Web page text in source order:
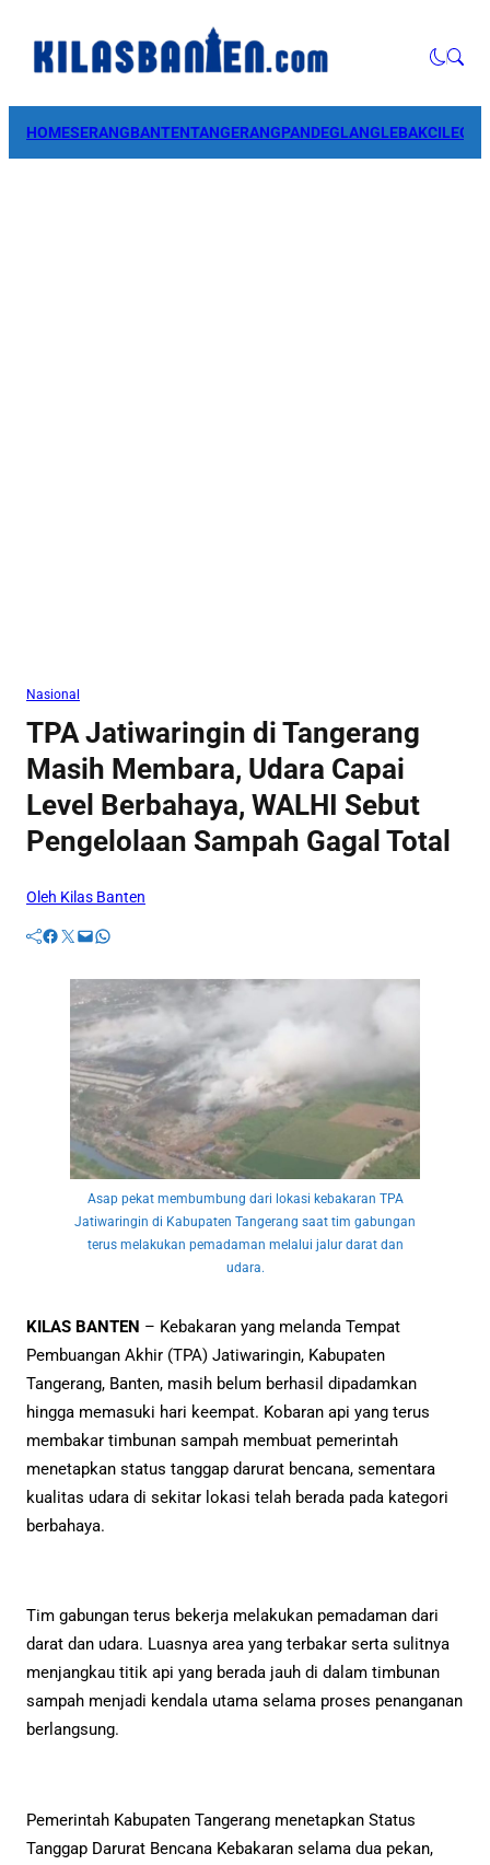
HOMESERANGBANTENTANGERANGPANDEGLANGLEBAK
Nasional
TPA Jatiwaringin di Tangerang
Masih Membara, Udara Capai
Level Berbahaya, WALHI Sebut
Pengelolaan Sampah Gagal Total
Oleh Kilas Banten
Facebook Twitter Mail WhatsApp
Asap pekat membumbung dari lokasi kebakaran TPA
Jatiwaringin di Kabupaten Tangerang saat tim gabungan
terus melakukan pemadaman melalui jalur darat dan
udara.
KILAS BANTEN – Kebakaran yang melanda Tempat
Pembuangan Akhir (TPA) Jatiwaringin, Kabupaten
Tangerang, Banten, masih belum berhasil dipadamkan
hingga memasuki hari keempat. Kobaran api yang terus
membakar timbunan sampah membuat pemerintah
menetapkan status tanggap darurat bencana, sementara
kualitas udara di sekitar lokasi telah berada pada kategori
berbahaya.
Tim gabungan terus bekerja melakukan pemadaman dari
darat dan udara. Luasnya area yang terbakar serta sulitnya
menjangkau titik api yang berada jauh di dalam timbunan
sampah menjadi kendala utama selama proses penanganan
berlangsung.
Pemerintah Kabupaten Tangerang menetapkan Status
Tanggap Darurat Bencana Kebakaran selama dua pekan,